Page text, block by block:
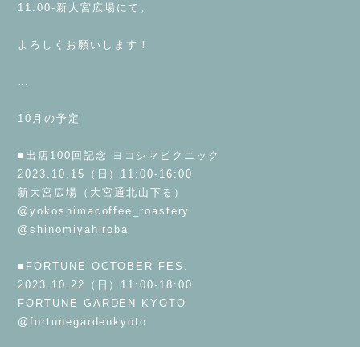
11:00-新大宮広場にて。
よろしくお願いします！
10月の予定
■出店100回記念 ヨコシマピクニック
2023.10.15（日）11:00-16:00
新大宮広場（大宮通北山下る）
@yokoshimacoffee_roastery
@shinomiyahiroba
■FORTUNE OCTOBER FES.
2023.10.22（日）11:00-18:00
FORTUNE GARDEN KYOTO
@fortunegardenkyoto